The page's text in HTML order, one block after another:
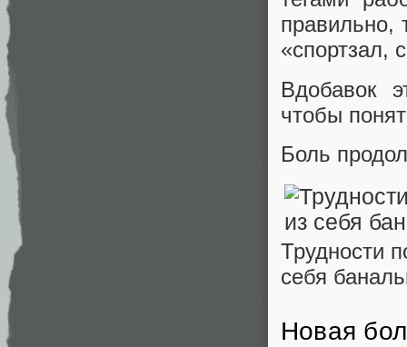
правильно,
«спортзал,
Вдобавок
чтобы
Боль
Трудности
себя
Новая